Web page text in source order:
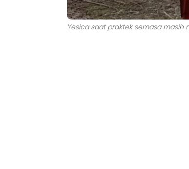
Yesica saat praktek semasa masih